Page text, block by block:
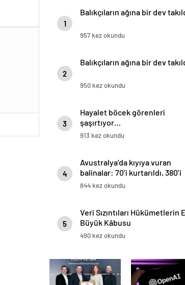
1
Balıkçıların ağına bir dev
957 kez okundu
2
Balıkçıların ağına bir dev
950 kez okundu
3
Hayalet böcek görenleri
şaşırtıyor…
913 kez okundu
4
Avustralya’da kıyıya vuran
balinalar: 70’i kurtarıldı, 380’i
öldü
844 kez okundu
5
Veri Sızıntıları Hükümetlerin
Büyük Kâbusu
490 kez okundu